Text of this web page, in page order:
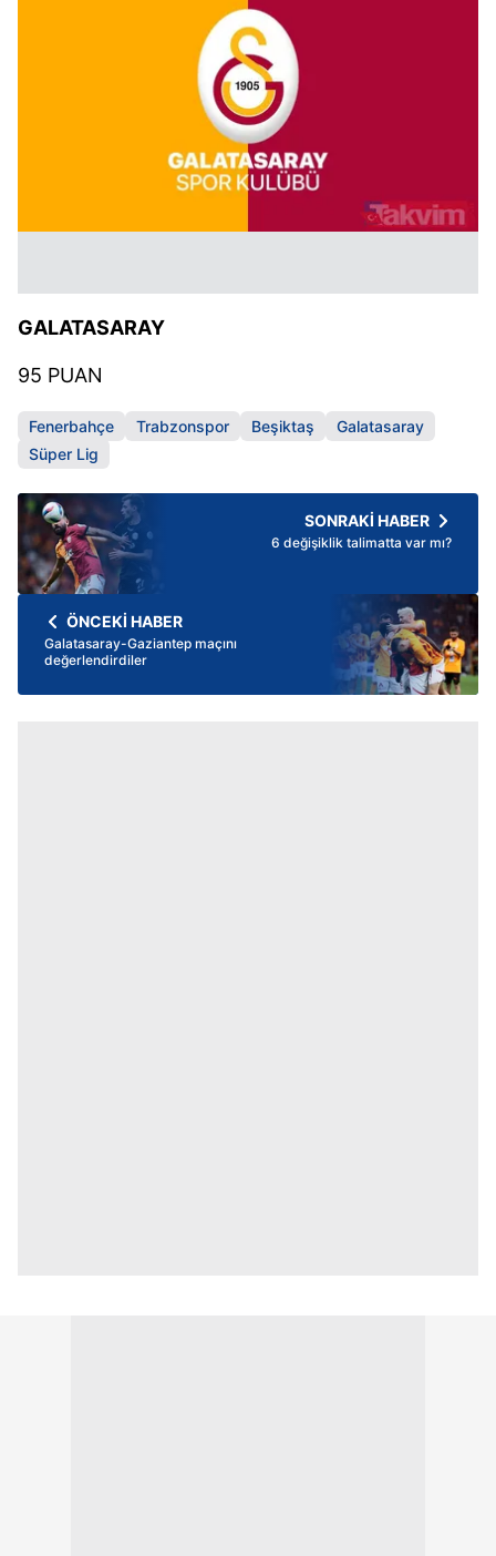
GALATASARAY
95 PUAN
Fenerbahçe Trabzonspor Beşiktaş
Galatasaray
Süper Lig
SONRAKİ HABER
6 değişiklik talimatta var mı?
ÖNCEKİ HABER
Galatasaray-Gaziantep maçını
değerlendirdiler